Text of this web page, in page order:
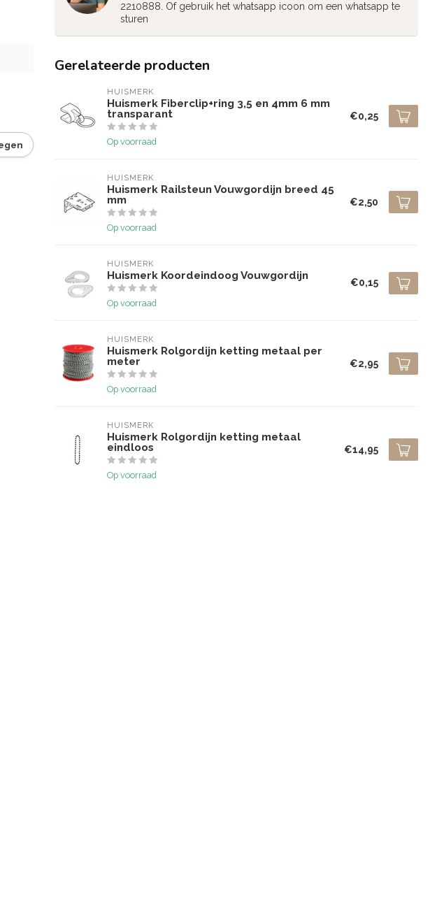
2210888. Of gebruik het whatsapp icoon om een whatsapp te
sturen
Gerelateerde producten
HUISMERK
Huismerk Fiberclip+ring 3,5 en 4mm 6 mm
transparant
Op voorraad
€0,25
HUISMERK
Huismerk Railsteun Vouwgordijn breed 45
mm
Op voorraad
€2,50
HUISMERK
Huismerk Koordeindoog Vouwgordijn
Op voorraad
€0,15
HUISMERK
Huismerk Rolgordijn ketting metaal per
meter
Op voorraad
€2,95
HUISMERK
Huismerk Rolgordijn ketting metaal
eindloos
Op voorraad
€14,95